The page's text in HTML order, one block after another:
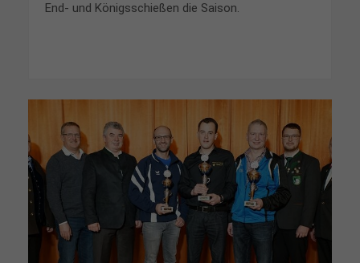
End- und Königsschießen die Saison.